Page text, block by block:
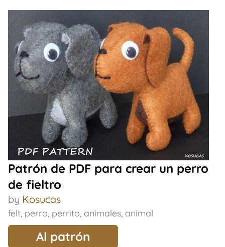
Patrón de PDF para crear un perro
de fieltro
by Kosucas
felt, perro, perrito, animales, animal
Al patrón